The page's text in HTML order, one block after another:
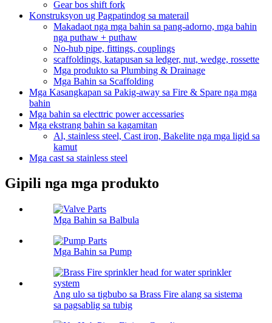
Gear bos shift fork
Konstruksyon ug Pagpatindog sa materail
Makadaot nga mga bahin sa pang-adorno, mga bahin
nga puthaw + puthaw
No-hub pipe, fittings, couplings
scaffoldings, katapusan sa ledger, nut, wedge, rossette
Mga produkto sa Plumbing & Drainage
Mga Bahin sa Scaffolding
Mga Kasangkapan sa Pakig-away sa Fire & Spare nga mga
bahin
Mga bahin sa electtric power accessaries
Mga ekstrang bahin sa kagamitan
Al, stainless steel, Cast iron, Bakelite nga mga ligid sa
kamut
Mga cast sa stainless steel
Gipili nga mga produkto
Mga Bahin sa Balbula
Mga Bahin sa Pump
Ang ulo sa tigbubo sa Brass Fire alang sa sistema
sa pagsablig sa tubig